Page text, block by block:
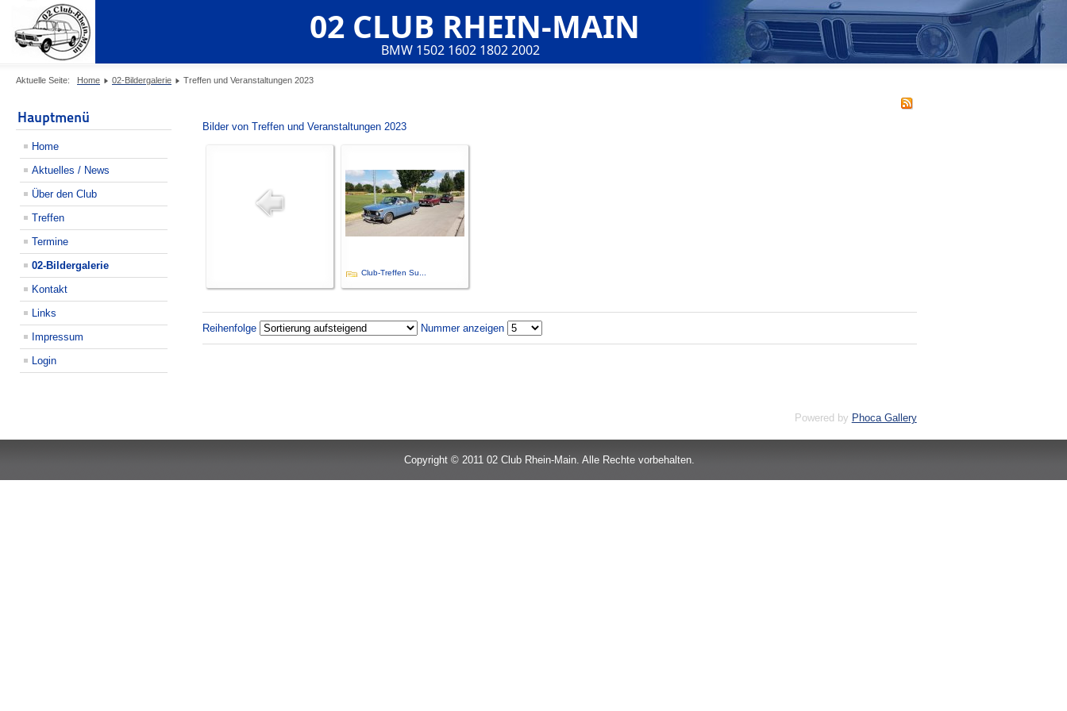
02 CLUB RHEIN-MAIN
BMW 1502 1602 1802 2002
Aktuelle Seite: Home 02-Bildergalerie Treffen und Veranstaltungen 2023
Hauptmenü
Home
Aktuelles / News
Über den Club
Treffen
Termine
02-Bildergalerie
Kontakt
Links
Impressum
Login
Bilder von Treffen und Veranstaltungen 2023
Club-Treffen Su...
Reihenfolge Nummer anzeigen
Powered by Phoca Gallery
Copyright © 2011 02 Club Rhein-Main. Alle Rechte vorbehalten.